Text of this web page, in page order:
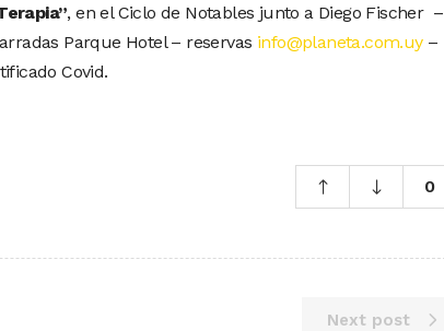
, en el Ciclo de Notables junto a Diego Fischer –
Parque Hotel – reservas info@planeta.com.uy–
Covid.
0
Next post